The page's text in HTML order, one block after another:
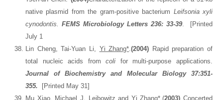
native plasmid from the gram-positive bacterium Leifsonia xyli
cynodontis. FEMS Microbiology Letters 236: 33-39. [Printed
July 1
Lin Cheng, Tai-Yuan Li, Yi Zhang*.(2004) Rapid preparation of
total nucleic acids fromcoli for multi-purpose applications.
Journal of Biochemistry and Molecular Biology37:351-
355. [Printed May 31]
Mu Xiao, Michael J. Leibowitz and Yi Zhang*.(2003) Concerted